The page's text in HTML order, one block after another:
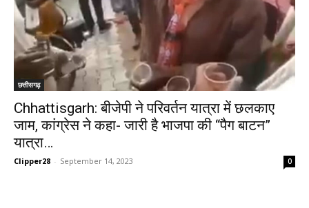
छत्तीसगढ़
Chhattisgarh: बीजेपी ने परिवर्तन यात्रा में छलकाए
जाम, कांग्रेस ने कहा- जारी है भाजपा की “पैग बाटन”
यात्रा…
Clipper28 - September 14, 2023 0